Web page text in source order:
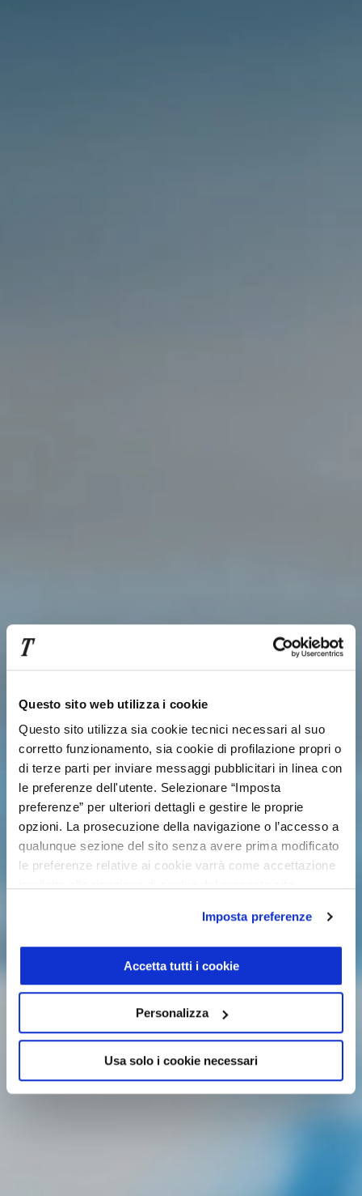
Questo sito web utilizza i cookie
Questo sito utilizza sia cookie tecnici necessari al suo
corretto funzionamento, sia cookie di profilazione propri o
di terze parti per inviare messaggi pubblicitari in linea con
le preferenze dell'utente. Selezionare “Imposta
preferenze” per ulteriori dettagli e gestire le proprie
opzioni. La prosecuzione della navigazione o l’accesso a
qualunque sezione del sito senza avere prima modificato
le preferenze relative ai cookie varrà come accettazione
Imposta preferenze
Accetta tutti i cookie
Personalizza
Usa solo i cookie necessari